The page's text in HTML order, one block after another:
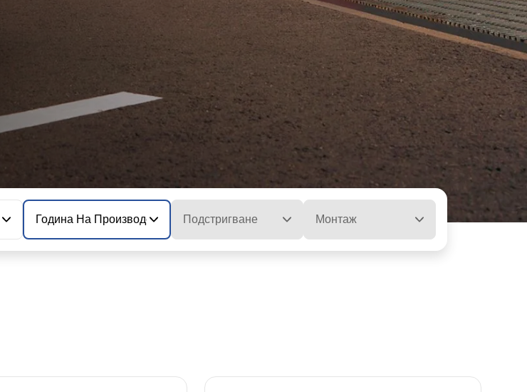
Година На Производство На Модела
Подстригване Монтаж